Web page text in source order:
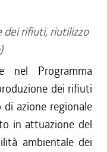
dei rifiuti, riutilizzo
nel Programma
dei rifiuti
azione regionale
in attuazione del
ambientale dei